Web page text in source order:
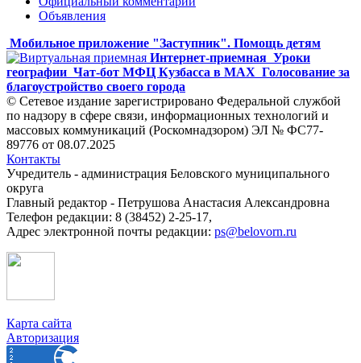
Объявления
Мобильное приложение "Заступник". Помощь детям
Интернет-приемная Уроки
географии Чат-бот МФЦ Кузбасса в MAX Голосование за
благоустройство своего города
© Сетевое издание зарегистрировано Федеральной службой
по надзору в сфере связи, информационных технологий и
массовых коммуникаций (Роскомнадзором) ЭЛ № ФС77-
89776 от 08.07.2025
Контакты
Учредитель - администрация Беловского муниципального
округа
Главный редактор - Петрушова Анастасия Александровна
Телефон редакции: 8 (38452) 2-25-17,
Адрес электронной почты редакции: ps@belovorn.ru
Карта сайта
Авторизация